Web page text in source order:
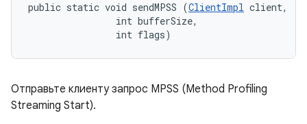
public static void sendMPSS (ClientImpl client,
                int bufferSize,
                int flags)
Отправьте клиенту запрос MPSS (Method Profiling
Streaming Start).